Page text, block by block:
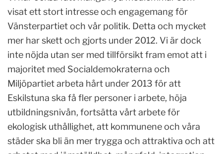
visat ett stort intresse och engagemang för
Vänsterpartiet och vår politik. Detta och mycket
mer har skett och gjorts under 2012. Vi är dock
inte nöjda utan ser med tillförsikt fram emot att i
majoritet med Socialdemokraterna och
Miljöpartiet arbeta hårt under 2013 för att
Eskilstuna ska få fler personer i arbete, höja
utbildningsnivån, fortsätta vårt arbete för
ekologisk uthållighet, att kommunene och våra
städer ska bli än mer trygga och attraktiva och att